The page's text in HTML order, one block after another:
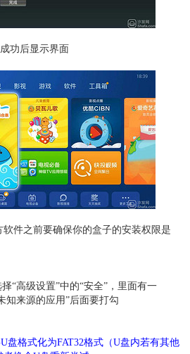
成功后显示界面
件之前要确保你的盒子的安装权限是
“高级设置”中的“安全”，里面有一
知来源的应用”后面要打勾
盘格式化为FAT32格式（U盘内若有其他